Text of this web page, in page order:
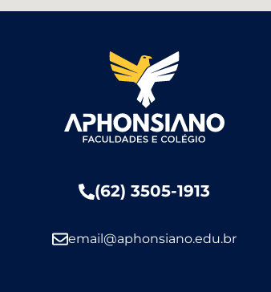
(62) 3505-1913
email@aphonsiano.edu.br